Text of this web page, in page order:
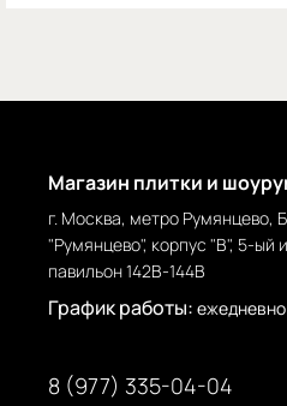
Магазин плитки и
г. Москва, метро Румянцево,
"Румянцево", корпус "В", 5-ый
павильон 142В-144В
График работы:
8 (977) 335-04-04